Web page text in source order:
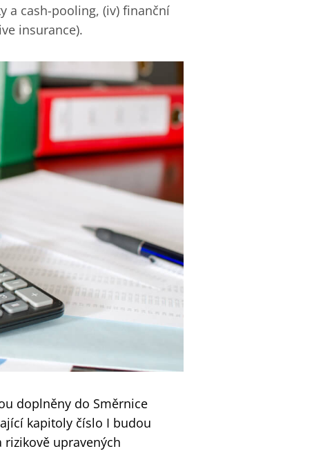
a cash-pooling, (iv) finanční
insurance).
doplněny do Směrnice
kapitoly číslo I budou
rizikově upravených